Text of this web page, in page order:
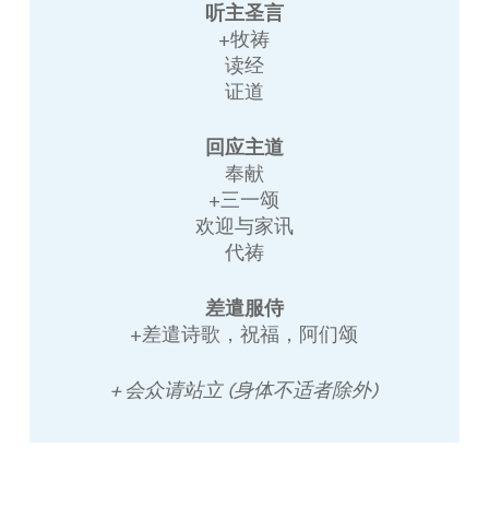
听主圣言
+牧祷
读经
证道
回应主道
奉献
+三一颂
欢迎与家讯
代祷
差遣服侍
+差遣诗歌，祝福，阿们颂
+ 会众请站立 (身体不适者除外)